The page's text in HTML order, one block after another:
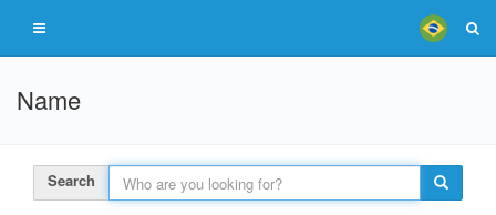
Name
Search